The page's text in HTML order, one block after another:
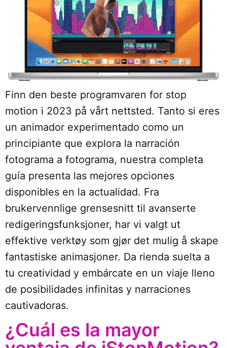
Finn den beste programvaren for stop
motion i 2023 på vårt nettsted. Tanto si eres
un animador experimentado como un
principiante que explora la narración
fotograma a fotograma, nuestra completa
guía presenta las mejores opciones
disponibles en la actualidad. Fra
brukervennlige grensesnitt til avanserte
redigeringsfunksjoner, har vi valgt ut
effektive verktøy som gjør det mulig å skape
fantastiske animasjoner. Da rienda suelta a
tu creatividad y embárcate en un viaje lleno
de posibilidades infinitas y narraciones
cautivadoras.
¿Cuál es la mayor